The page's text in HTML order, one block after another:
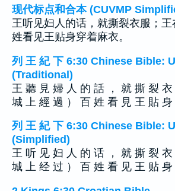
现代标点和合本 (CUVMP
王听见妇人的话，就撕裂衣服；
姓看见王贴身穿着麻衣。
列 王 紀 下 6:30 Chinese Bible:
(Traditional)
王 聽 見 婦 人 的 話 ， 就 撕 裂
城 上 經 過 ） 百 姓 看 見 王 貼 身
列 王 紀 下 6:30 Chinese Bible:
(Simplified)
王 听 见 妇 人 的 话 ， 就 撕 裂
城 上 经 过 ） 百 姓 看 见 王 贴 身